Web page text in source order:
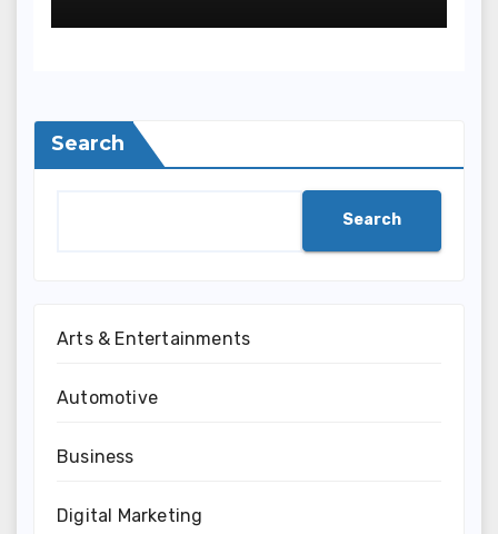
Search
Search
Arts & Entertainments
Automotive
Business
Digital Marketing